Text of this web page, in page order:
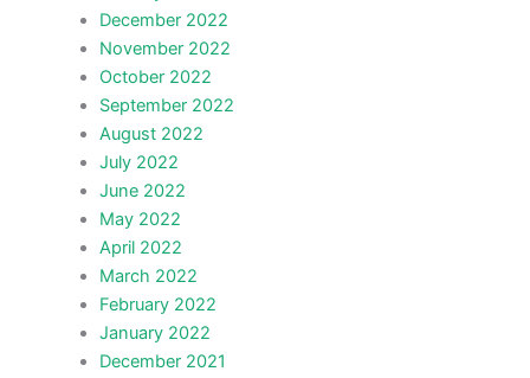
December 2022
November 2022
October 2022
September 2022
August 2022
July 2022
June 2022
May 2022
April 2022
March 2022
February 2022
January 2022
December 2021